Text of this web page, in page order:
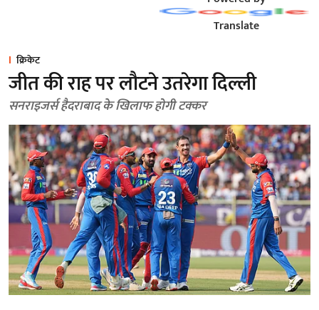
Translate
क्रिकेट
जीत की राह पर लौटने उतरेगा दिल्ली
सनराइजर्स हैदराबाद के खिलाफ होगी टक्कर